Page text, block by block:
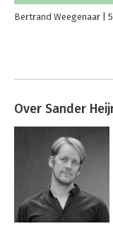
Bertrand Weegenaar
Over Sander